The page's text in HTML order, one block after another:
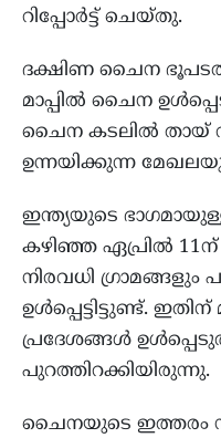
റിപ്പോര്‍ട്ട് ചെയ്തു.
ദക്ഷിണ ചൈന
മാപ്പില്‍ ചൈന
ചൈന കടലില്‍ തായ്
ഉന്നയിക്കുന്ന മേഖലയും
ഇന്ത്യയുടെ
കഴിഞ്ഞ ഏപ്രില്‍ 11ന്
നിരവധി ഗ്രാമങ്ങളും
ഉള്‍പ്പെട്ടിട്ടുണ്ട്.
പ്രദേശങ്ങള്‍
പുറത്തിറക്കിയിരുന്നു.
ചൈനയുടെ ഇത്തരം